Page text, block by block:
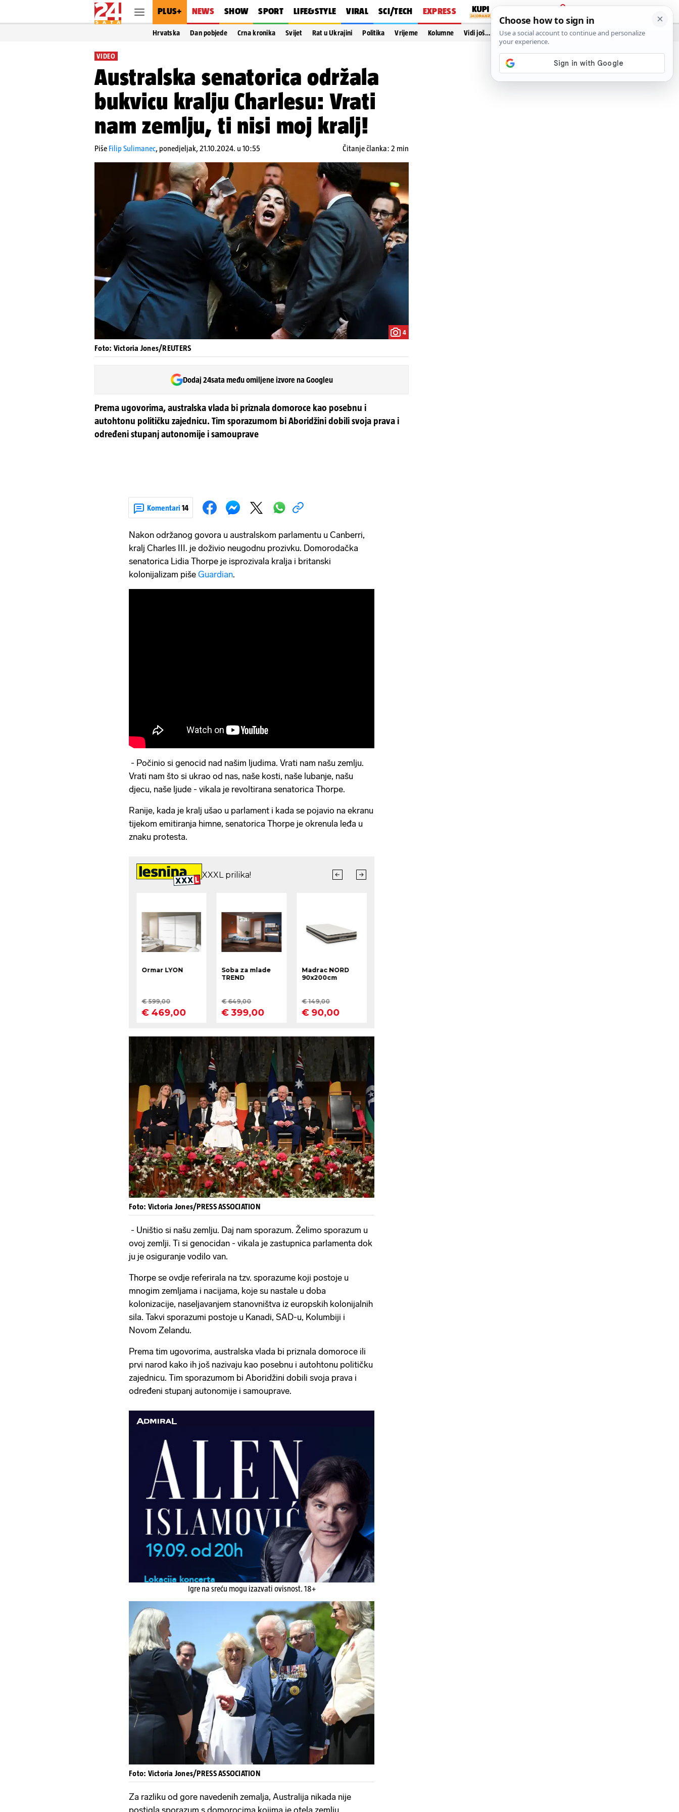
PLUS+ NEWS SHOW SPORT LIFE&STYLE VIRAL SCI/TECH EXPRESS
PRIJAVA
Hrvatska Dan pobjede Crna kronika Svijet Rat u Ukrajini Politika Vrijeme Kolumne Vidi još…
VIDEO
Australska senatorica održala
bukvicu kralju Charlesu: Vrati
nam zemlju, ti nisi moj kralj!
Piše Filip Sulimanec, ponedjeljak, 21.10.2024. u 10:55 Čitanje članka: 2 min
4
Foto: Victoria Jones/REUTERS
Dodaj 24sata među omiljene izvore na Googleu
Prema ugovorima, australska vlada bi priznala domoroce kao posebnu i
autohtonu političku zajednicu. Tim sporazumom bi Aboridžini dobili svoja prava i
određeni stupanj autonomije i samouprave
Komentari 14
Nakon održanog govora u australskom parlamentu u Canberri,
kralj Charles III. je doživio neugodnu prozivku. Domorodačka
senatorica Lidia Thorpe je isprozivala kralja i britanski
kolonijalizam piše Guardian.
- Počinio si genocid nad našim ljudima. Vrati nam našu zemlju.
Vrati nam što si ukrao od nas, naše kosti, naše lubanje, našu
djecu, naše ljude - vikala je revoltirana senatorica Thorpe.
Ranije, kada je kralj ušao u parlament i kada se pojavio na ekranu
tijekom emitiranja himne, senatorica Thorpe je okrenula leđa u
znaku protesta.
Foto: Victoria Jones/PRESS ASSOCIATION
- Uništio si našu zemlju. Daj nam sporazum. Želimo sporazum u
ovoj zemlji. Ti si genocidan - vikala je zastupnica parlamenta dok
ju je osiguranje vodilo van.
Thorpe se ovdje referirala na tzv. sporazume koji postoje u
mnogim zemljama i nacijama, koje su nastale u doba
kolonizacije, naseljavanjem stanovništva iz europskih kolonijalnih
sila. Takvi sporazumi postoje u Kanadi, SAD-u, Kolumbiji i
Novom Zelandu.
Prema tim ugovorima, australska vlada bi priznala domoroce ili
prvi narod kako ih još nazivaju kao posebnu i autohtonu političku
zajednicu. Tim sporazumom bi Aboridžini dobili svoja prava i
određeni stupanj autonomije i samouprave.
Igre na sreću mogu izazvati ovisnost. 18+
Foto: Victoria Jones/PRESS ASSOCIATION
Za razliku od gore navedenih zemalja, Australija nikada nije
postigla sporazum s domorocima kojima je otela zemlju.